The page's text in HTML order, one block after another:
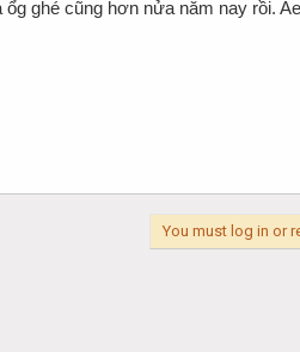
ghé cũng hơn nửa năm nay rồi.
You must log in or